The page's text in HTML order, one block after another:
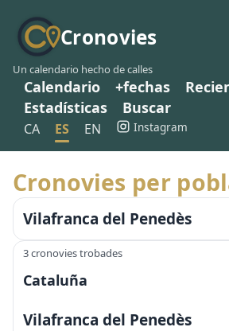
Cronovies
Un calendario hecho de calles
Calendario +fechas
Estadísticas
Buscar
CA ES EN Instagram
Cronovies per
Vilafranca del Penedès
3 cronovies trobades
Cataluña
Vilafranca del Penedès